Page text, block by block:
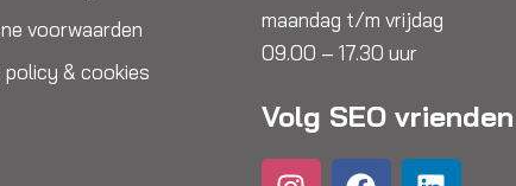
voorwaarden
policy & cookies
maandag t/m vrijdag
09.00 – 17.30 uur
Volg SEO vrienden
I
F
L
Y